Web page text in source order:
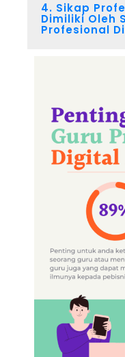
4. Sikap
Dimiliki Oleh
Profesional